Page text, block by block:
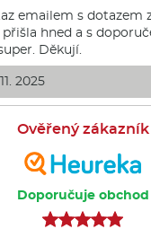
emailem s dotazem
hned a s
Děkují.
2025
Ověřený zákazník
Doporučuje obchod